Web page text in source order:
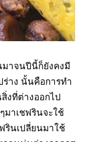
าจนปีนี้ก็ยังคงมี
าง นั้นคือการทำ
งที่ต่างออกไป
าเชฟรินจะใช้
รินเปลี่ยนมาใช้